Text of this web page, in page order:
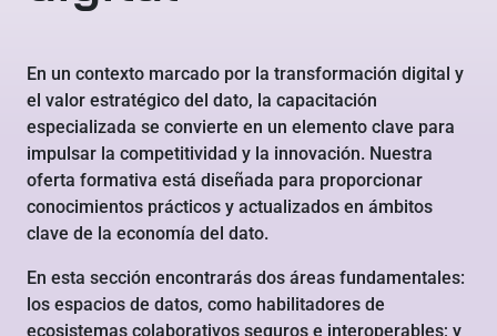
En un contexto marcado por la transformación digital y
el valor estratégico del dato, la capacitación
especializada se convierte en un elemento clave para
impulsar la competitividad y la innovación. Nuestra
oferta formativa está diseñada para proporcionar
conocimientos prácticos y actualizados en ámbitos
clave de la economía del dato.
En esta sección encontrarás dos áreas fundamentales:
los espacios de datos, como habilitadores de
ecosistemas colaborativos seguros e interoperables; y